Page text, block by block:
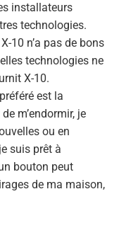
installateurs
technologies.
10 n’a pas de bons
technologies ne
X-10.
est la
m’endormir, je
ou en
suis prêt à
bouton peut
de ma maison,